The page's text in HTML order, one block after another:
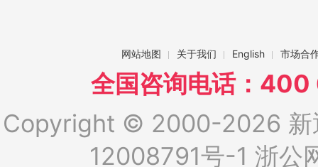
网站地图 关于我们 English 市场合
全国咨询电话：
Copyright © 2000-2026 新
12008791号-1 浙公